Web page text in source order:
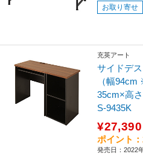
お取り寄せ
充英アート
サイドデ
（幅
35cm×高
S-9435K
¥27,390
ポイント
発売日：2022